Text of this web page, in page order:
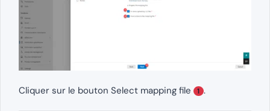
Cliquer sur le bouton Select mapping file 1 .